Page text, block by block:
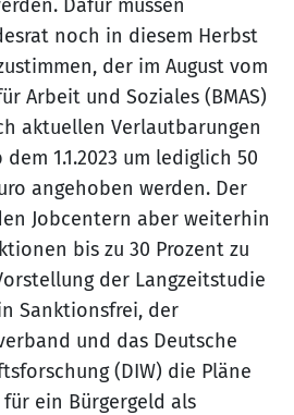
Dafür müssen
noch in diesem Herbst
der im August vom
Arbeit und Soziales (BMAS)
aktuellen Verlautbarungen
1.1.2023 um lediglich 50
angehoben werden. Der
Jobcentern aber weiterhin
bis zu 30 Prozent zu
der Langzeitstudie
Sanktionsfrei, der
und das Deutsche
(DIW) die Pläne
ein Bürgergeld als